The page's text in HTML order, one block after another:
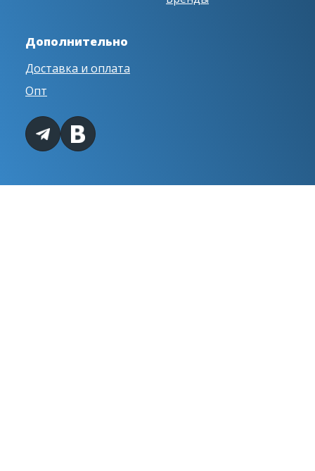
Дополнительно
Доставка и оплата
Опт